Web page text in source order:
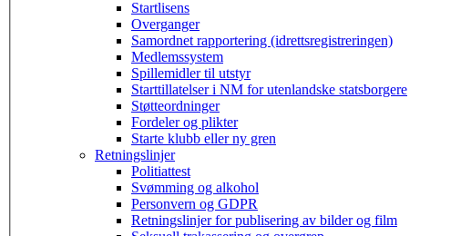
Startlisens
Overganger
Samordnet rapportering (idrettsregistreringen)
Medlemssystem
Spillemidler til utstyr
Starttillatelser i NM for utenlandske statsborgere
Støtteordninger
Fordeler og plikter
Starte klubb eller ny gren
Retningslinjer
Politiattest
Svømming og alkohol
Personvern og GDPR
Retningslinjer for publisering av bilder og film